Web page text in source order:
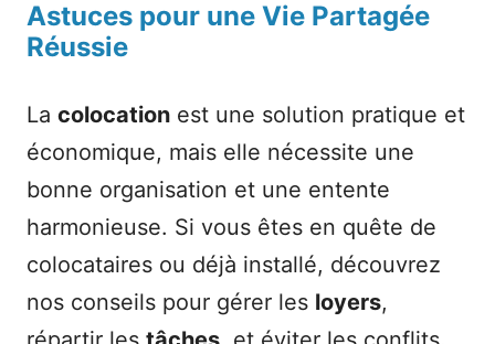
Astuces pour une Vie Partagée
Réussie
La colocation est une solution pratique et
économique, mais elle nécessite une
bonne organisation et une entente
harmonieuse. Si vous êtes en quête de
colocataires ou déjà installé, découvrez
nos conseils pour gérer les loyers,